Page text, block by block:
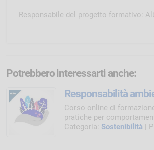
Responsabile del progetto formativo:
Potrebbero interessarti anche:
Responsabilità
Corso online di
pratiche per
Categoria: Sostenibilità |